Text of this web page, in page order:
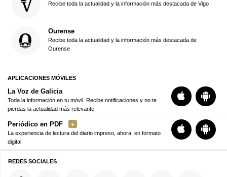
Recibe toda la actualidad y la información más destacada de Vigo
Ourense
Recibe toda la actualidad y la información más destacada de
Ourense
APLICACIONES MÓVILES
La Voz de Galicia
Toda la información en tu móvil. Recibe notificaciones y no te
pierdas la actualidad más relevante
Periódico en PDF
La experiencia de lectura del diario impreso, ahora, en formato
digital
REDES SOCIALES